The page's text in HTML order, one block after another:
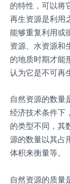
的特性，可以将
再生资源是利用
能够重复利用或
资源、水资源和
的地质时期才能
认为它是不可再
自然资源的数量
经济技术条件下
的类型不同，其
源的数量以其占
体积来衡量等。
自然资源的质量